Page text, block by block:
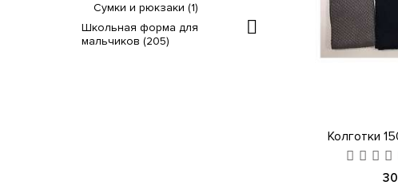
Колготки
Сумки и рюкзаки (1)
Школьная форма для
мальчиков (205)